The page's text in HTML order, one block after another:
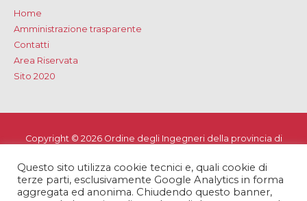
Home
Amministrazione trasparente
Contatti
Area Riservata
Sito 2020
Copyright © 2026 Ordine degli Ingegneri della provincia di
Privacy e Cookie Policy-Note Legali -Dichiarazione di
accessibilità
Questo sito utilizza cookie tecnici e, quali cookie di
terze parti, esclusivamente Google Analytics in forma
aggregata ed anonima. Chiudendo questo banner,